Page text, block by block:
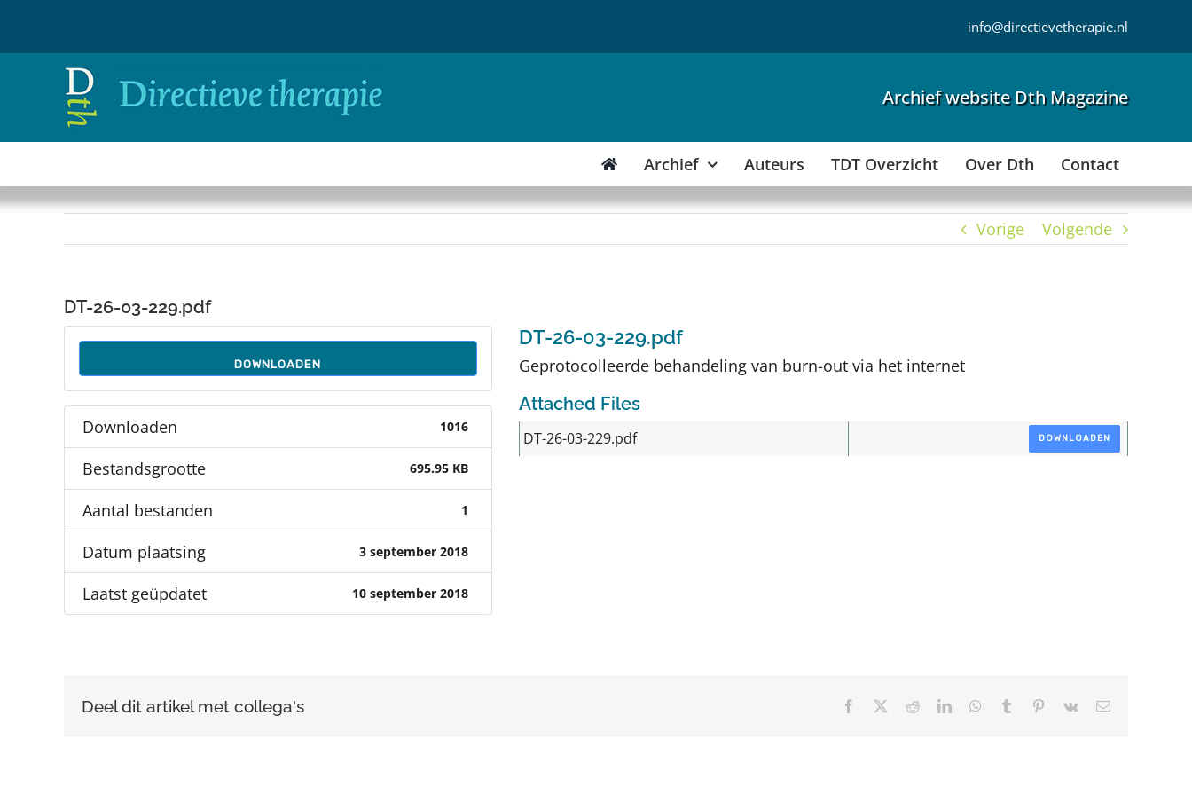
inhoud
info@directievetherapie.nl
Archief website Dth Magazine
Archief Auteurs TDT Overzicht Over Dth Contact
Vorige Volgende
DT-26-03-229.pdf
DOWNLOADEN
Downloaden 1016
Bestandsgrootte 695.95 KB
Aantal bestanden 1
Datum plaatsing 3 september 2018
Laatst geüpdatet 10 september 2018
DT-26-03-229.pdf
Geprotocolleerde behandeling van burn-out via het internet
Attached Files
DT-26-03-229.pdf DOWNLOADEN
Deel dit artikel met collega's Facebook RedditLinkedInWhatsApp
Tumblr Pinterest
Vk
E-